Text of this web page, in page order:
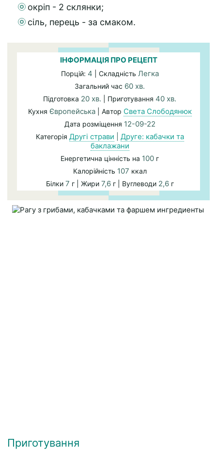
окріп - 2 склянки;
сіль, перець - за смаком.
ІНФОРМАЦІЯ ПРО РЕЦЕПТ
Порцій: 4 | Складність Легка
Загальний час 60 хв.
Підготовка 20 хв. | Приготування 40 хв.
Кухня Європейська| Автор Света Слободянюк
Дата розміщення 12-09-22
Категорія Другі страви
Друге: кабачки та
баклажани
Енергетична цінність на 100 г
Калорійність 107 ккал
Білки 7 г | Жири 7,6г | Вуглеводи 2,6г
Приготування